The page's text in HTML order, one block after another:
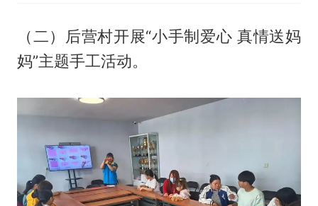
（二）后营村开展“小手制爱心 真情送妈
妈”主题手工活动。